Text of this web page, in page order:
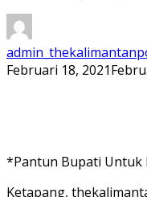
Februari 18, 2021
*Pantun Bupati Untuk
Ketapang,